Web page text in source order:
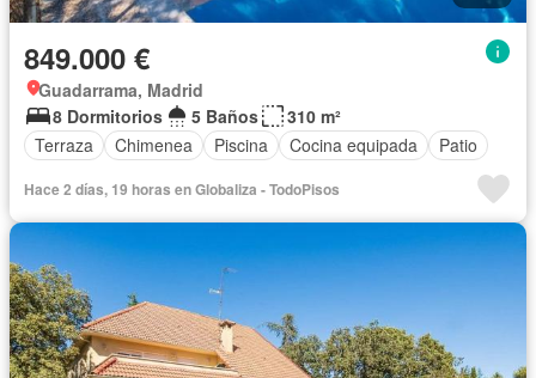
849.000 €
Guadarrama, Madrid
8 Dormitorios
5 Baños
310 m²
Terraza
Chimenea Piscina Cocina equipada Patio
Hace 2 días, 19 horas en Globaliza - TodoPisos